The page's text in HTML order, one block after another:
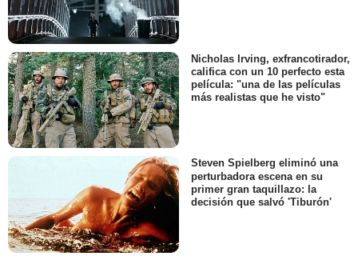
Nicholas Irving, exfrancotirador,
califica con un 10 perfecto esta
película: "una de las películas
más realistas que he visto"
Steven Spielberg eliminó una
perturbadora escena en su
primer gran taquillazo: la
decisión que salvó 'Tiburón'